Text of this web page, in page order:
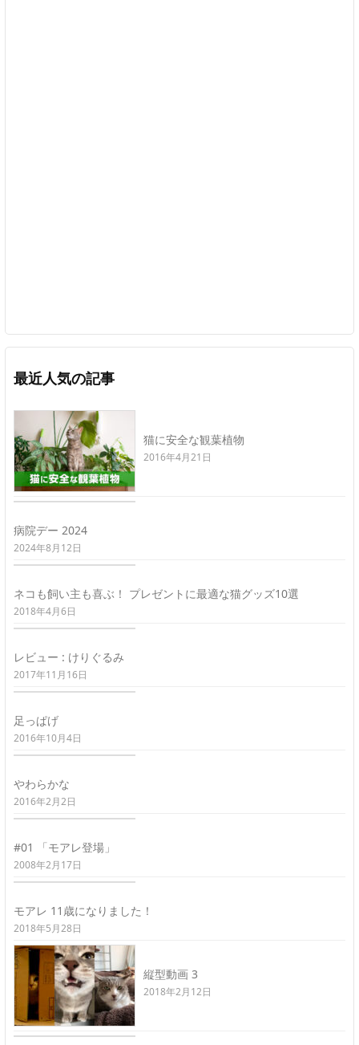
最近人気の記事
猫に安全な観葉植物
2016年4月21日
病院デー 2024
2024年8月12日
ネコも飼い主も喜ぶ！ プレゼントに最適な猫グッズ10選
2018年4月6日
レビュー : けりぐるみ
2017年11月16日
足っぱげ
2016年10月4日
やわらかな
2016年2月2日
#01 「モアレ登場」
2008年2月17日
モアレ 11歳になりました！
2018年5月28日
縦型動画 3
2018年2月12日